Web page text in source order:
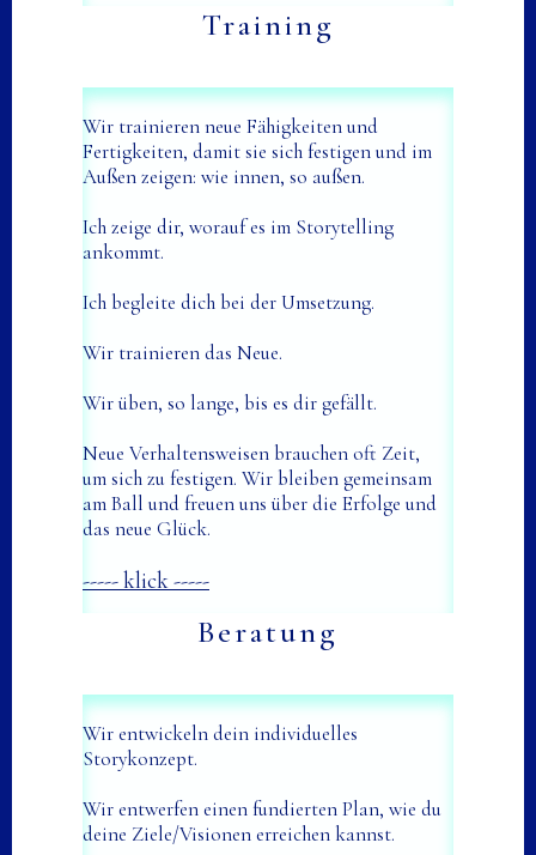
Training
Wir trainieren neue Fähigkeiten und
Fertigkeiten, damit sie sich festigen und im
Außen zeigen: wie innen, so außen.
Ich zeige dir, worauf es im Storytelling
ankommt.
Ich begleite dich bei der Umsetzung.
Wir trainieren das Neue.
Wir üben, so lange, bis es dir gefällt.
Neue Verhaltensweisen brauchen oft Zeit,
um sich zu festigen. Wir bleiben gemeinsam
am Ball und freuen uns über die Erfolge und
das neue Glück.
----- klick -----
Beratung
Wir entwickeln dein individuelles
Storykonzept.
Wir entwerfen einen fundierten Plan, wie du
deine Ziele/Visionen erreichen kannst.